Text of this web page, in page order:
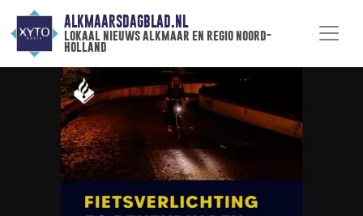
ALKMAARSDAGBLAD.NL
lokaal nieuws alkmaar en regio noord-
holland